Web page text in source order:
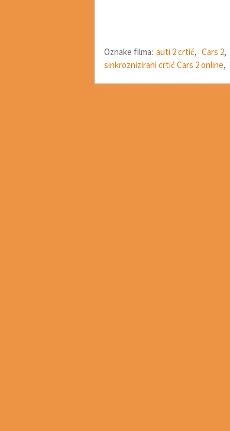
Oznake filma: auti 2 crtić, Cars 2,
sinkroznizirani crtić Cars 2 online,